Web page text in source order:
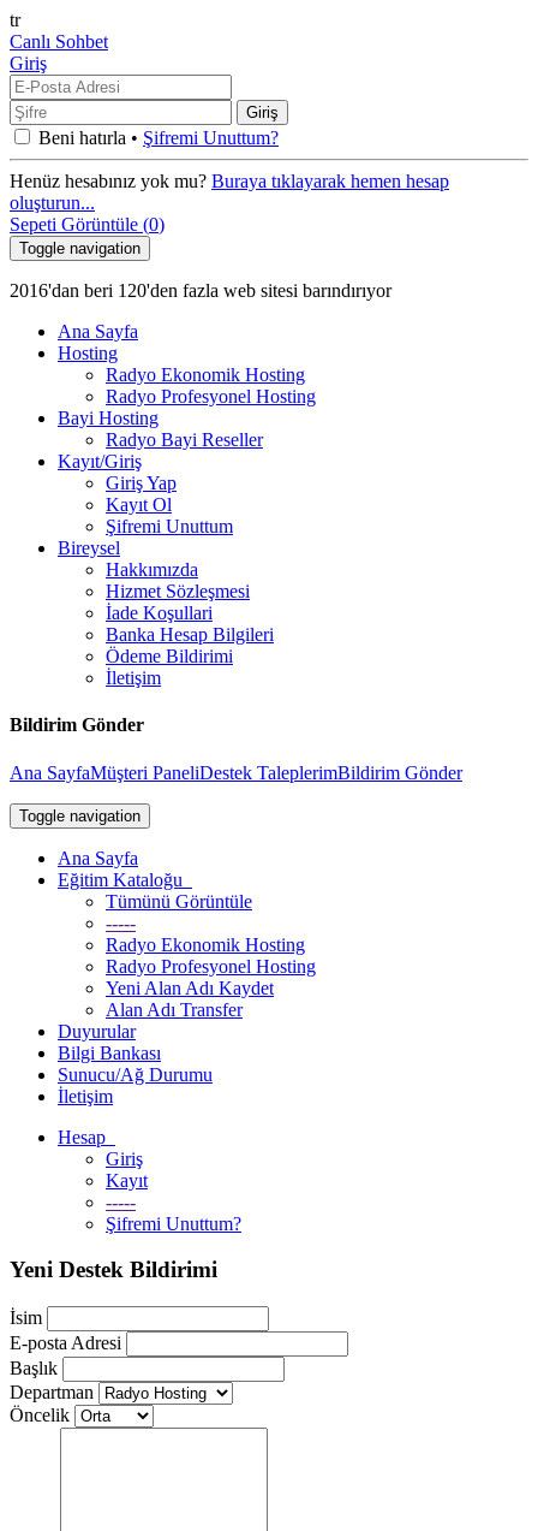
tr
Canlı Sohbet
Giriş
Beni hatırla • Şifremi Unuttum?
Henüz hesabınız yok mu? Buraya tıklayarak hemen hesap
oluşturun...
Sepeti Görüntüle (0)
Toggle navigation
2016'dan beri 120'den fazla web sitesi barındırıyor
Ana Sayfa
Hosting
Radyo Ekonomik Hosting
Radyo Profesyonel Hosting
Bayi Hosting
Radyo Bayi Reseller
Kayıt/Giriş
Giriş Yap
Kayıt Ol
Şifremi Unuttum
Bireysel
Hakkımızda
Hizmet Sözleşmesi
İade Koşullari
Banka Hesap Bilgileri
Ödeme Bildirimi
İletişim
Bildirim Gönder
Ana SayfaMüşteri PaneliDestek TaleplerimBildirim Gönder
Toggle navigation
Ana Sayfa
Eğitim Kataloğu
Tümünü Görüntüle
-----
Radyo Ekonomik Hosting
Radyo Profesyonel Hosting
Yeni Alan Adı Kaydet
Alan Adı Transfer
Duyurular
Bilgi Bankası
Sunucu/Ağ Durumu
İletişim
Hesap
Giriş
Kayıt
-----
Şifremi Unuttum?
Yeni Destek Bildirimi
İsim
E-posta Adresi
Başlık
Departman
Öncelik